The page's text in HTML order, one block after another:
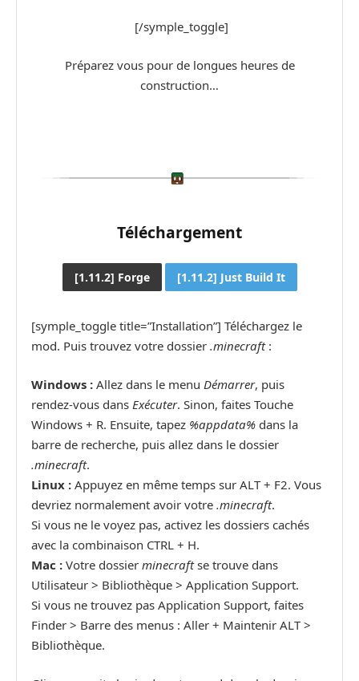
[/symple_toggle]
Préparez vous pour de longues heures de
construction…
Téléchargement
[1.11.2] Forge [1.11.2] Just Build It
[symple_toggle title=”Installation”] Téléchargez le
mod. Puis trouvez votre dossier .minecraft:
Windows : Allez dans le menu Démarrer, puis
rendez-vous dans Exécuter. Sinon, faites Touche
Windows + R. Ensuite, tapez %appdata% dans la
barre de recherche, puis allez dans le dossier
.minecraft.
Linux : Appuyez en même temps sur ALT + F2. Vous
devriez normalement avoir votre .minecraft.
Si vous ne le voyez pas, activez les dossiers cachés
avec la combinaison CTRL + H.
Mac : Votre dossier minecraftse trouve dans
Utilisateur > Bibliothèque > Application Support.
Si vous ne trouvez pas Application Support, faites
Finder > Barre des menus : Aller + Maintenir ALT >
Bibliothèque.